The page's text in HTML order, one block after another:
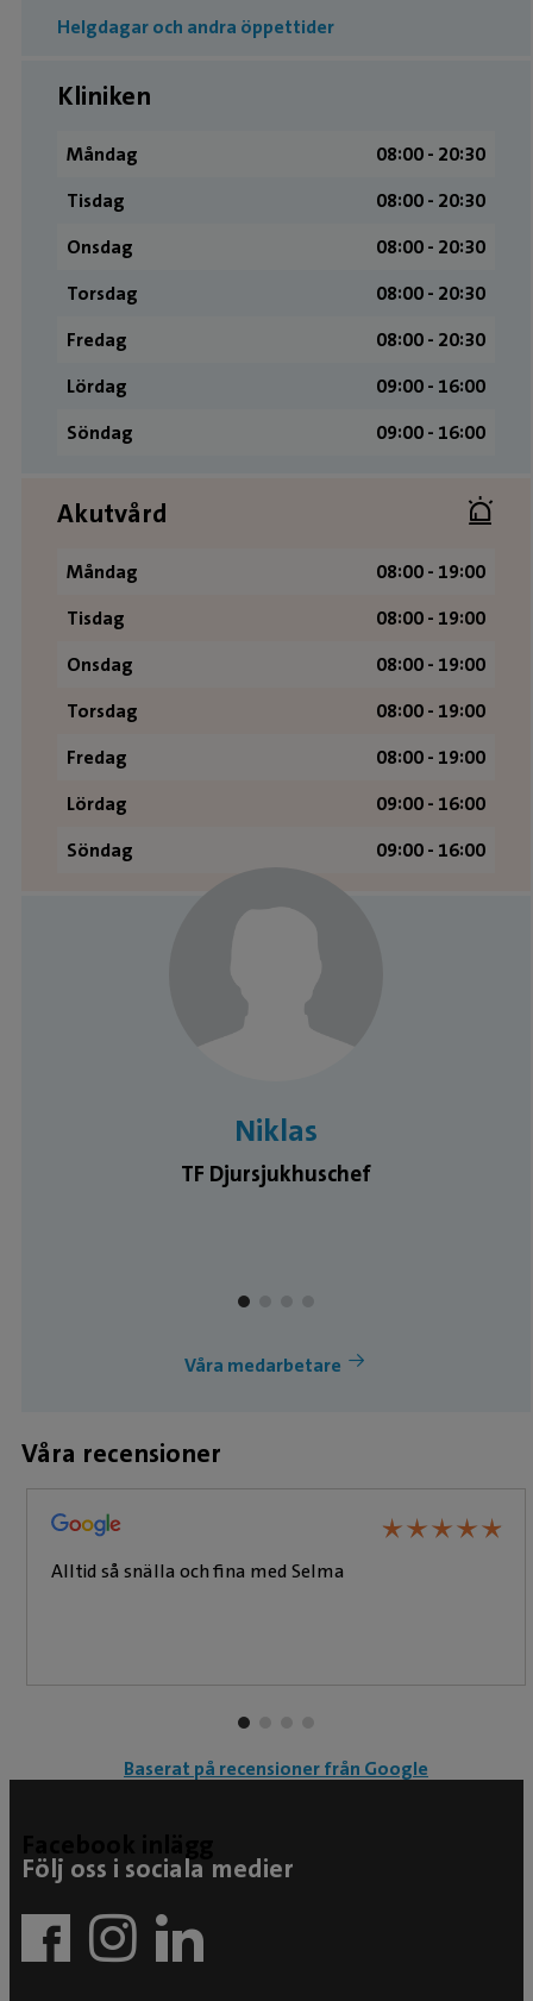
Helgdagar och andra öppettider
Kliniken
Måndag
08:00 ­- 20:30
Tisdag
08:00 ­- 20:30
Onsdag
08:00 ­- 20:30
Torsdag
08:00 ­- 20:30
Fredag
08:00 ­- 20:30
Lördag
09:00 ­- 16:00
Söndag
09:00 ­- 16:00
Akutvård
Måndag
08:00 - 19:00
Tisdag
08:00 - 19:00
Onsdag
08:00 - 19:00
Torsdag
08:00 - 19:00
Fredag
08:00 - 19:00
Lördag
09:00 - 16:00
Söndag
09:00 - 16:00
Niklas
TF Djursjukhuschef
Våra medarbetare
Våra recensioner
★★★★★
★★★★★
Alltid så snälla och fina med Selma
Baserat på recensioner från Google
Följ oss i sociala medier